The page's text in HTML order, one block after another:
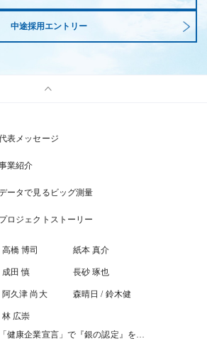
中途採用エントリー
表メッセージ
業紹介
ータで見るビッグ測量
プロジェクトストーリー
高橋 博司 紙本 真介
成田 慎 長砂 琢也
阿久津 尚大 森晴日 / 鈴木健
林 広崇
「健康企業宣言」で『銀の認定』を…